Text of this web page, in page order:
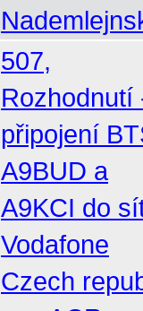
507,
Rozhodnutí
připojení
A9BUD a
A9KCI do
Vodafone
Czech